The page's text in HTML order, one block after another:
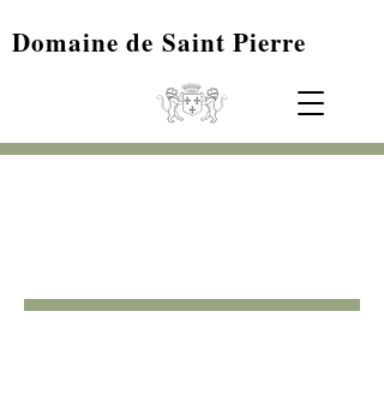
Domaine de Saint Pierre